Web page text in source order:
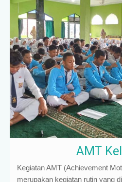
AMT
Kegiatan AMT (Achievement
merupakan kegiatan rutin yang